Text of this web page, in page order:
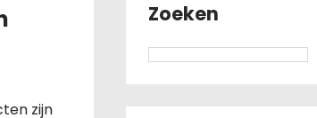
zijn
Zoeken